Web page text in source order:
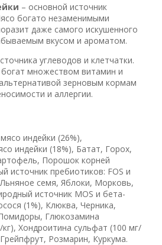
– основной источник
богато незаменимыми
даже самого искушенного
вкусом и ароматом.
углеводов и клетчатки.
множеством витамин и
зерновым кормам
и аллергии.
индейки (26%),
индейки (18%), Батат, Горох,
Порошок корней
источник пребиотиков: FOS и
семя, Яблоки, Морковь,
источник MOS и бета-
(1%), Клюква, Черника,
Глюкозамина
Хондроитина сульфат (100 мг/
Розмарин, Куркума.